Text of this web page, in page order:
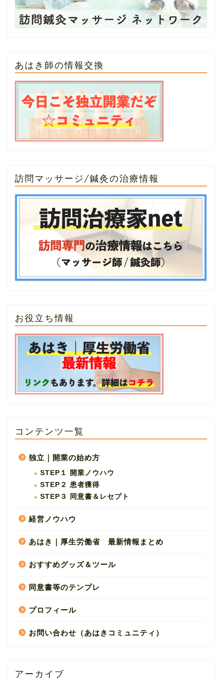
あはき師の情報交換
訪問マッサージ/鍼灸の治療情報
お役立ち情報
コンテンツ一覧
独立｜開業の始め方
STEP１ 開業ノウハウ
STEP２ 患者獲得
STEP３ 同意書＆レセプト
経営ノウハウ
あはき｜厚生労働省 最新情報まとめ
おすすめグッズ＆ツール
同意書等のテンプレ
プロフィール
お問い合わせ（あはきコミュニティ）
アーカイブ